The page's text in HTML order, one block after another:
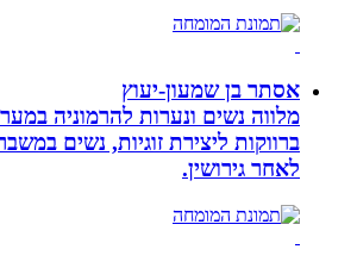
אסתר בן שמעון-יעוץ
מלווה נשים ונערות להרמוניה
ברווקות ליצירת זוגיות, נשים במשבר
לאחר גירושין.